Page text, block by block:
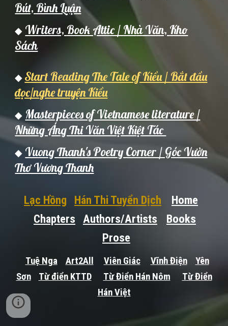
Bút, Bình Luận
◆ Writers, Book Attic / Nhà Văn, Kho
Sách
◆ Start Reading The Tale of Kiều / Bắt đầu
đọc/nghe truyện Kiều
◆ Masterpieces of Vietnamese literature /
Những Áng Thi Văn Việt Kiệt Tác
◆ Vuong Thanh's Poetry Corner / Góc Vườn
Thơ Vương Thanh
Lạc Hồng Hán Thi Tuyển Dịch
Home
Chapters Authors/Artists
Books
Prose
Tuệ Nga Art2All Viên Giác Vĩnh Điện
Yên
Sơn
Từ điển KTTD Từ Điển Hán Nôm
Từ Điển
Hán Việt